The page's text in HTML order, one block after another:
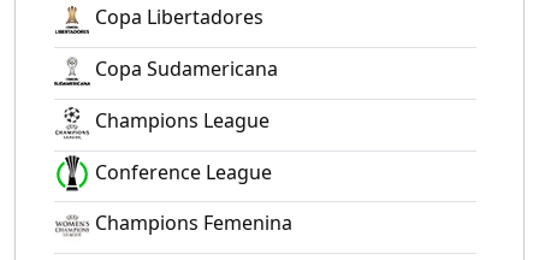
Copa Libertadores
Copa Sudamericana
Champions League
Conference League
Champions Femenina